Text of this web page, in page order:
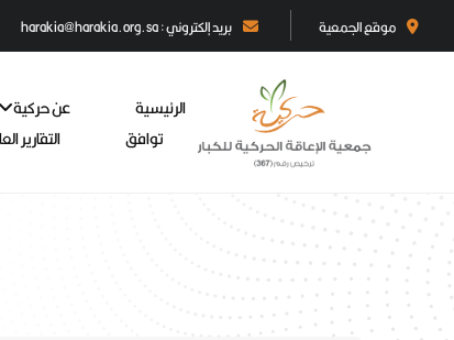
موقع الجمعية بريد إلكتروني : harakia@harakia.org.sa
الرئيسية عن حركية
توافق
التقارير